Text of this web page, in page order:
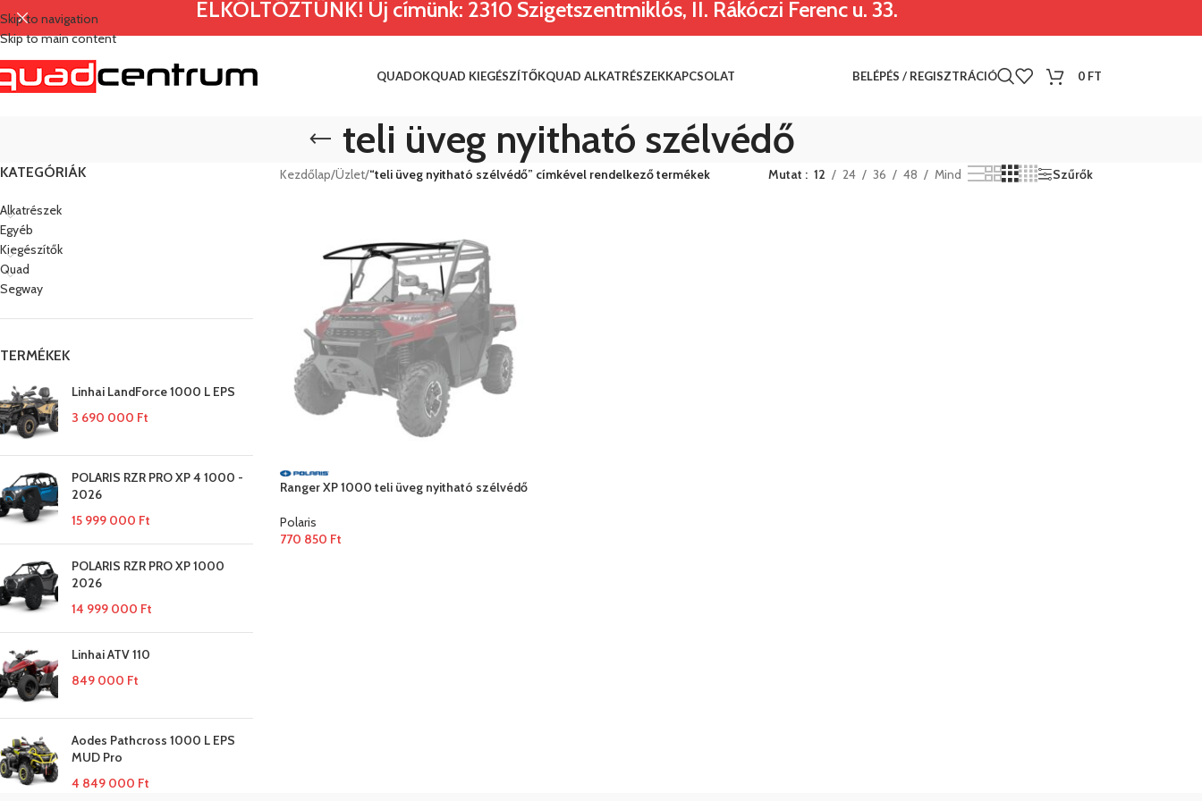
Skip to navigation
Skip to main content
ELKÖLTÖZTÜNK! Új címünk: 2310 Szigetszentmiklós, II. Rákóczi Ferenc u. 33.
QUADOKQUAD KIEGÉSZÍTŐKQUAD ALKATRÉSZEKKAPCSOLAT BELÉPÉS / REGISZTRÁCIÓ 0 FT
teli üveg nyitható szélvédő
KATEGÓRIÁK
Alkatrészek
Egyéb
Kiegészítők
Quad
Segway
TERMÉKEK
Linhai LandForce 1000 L EPS
3 690 000 Ft
POLARIS RZR PRO XP 4 1000 -
2026
15 999 000 Ft
POLARIS RZR PRO XP 1000
2026
14 999 000 Ft
Linhai ATV 110
849 000 Ft
Aodes Pathcross 1000 L EPS
MUD Pro
4 849 000 Ft
Kezdőlap/Üzlet/“teli üveg nyitható szélvédő” címkével rendelkező termékek Mutat 12 24 36 48 Mind Szűrők
Ranger XP 1000 teli üveg nyitható szélvédő
Polaris
770 850 Ft